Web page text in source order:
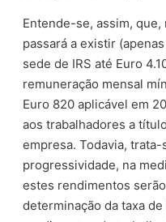
Entende-se, assim, que,
passará a existir
sede de IRS até Euro
remuneração mensal
Euro 820 aplicável em
aos trabalhadores a
empresa. Todavia,
progressividade, na
estes rendimentos
determinação da taxa